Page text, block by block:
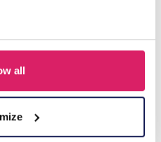
all
Glass Beads 4.5x3.5cm